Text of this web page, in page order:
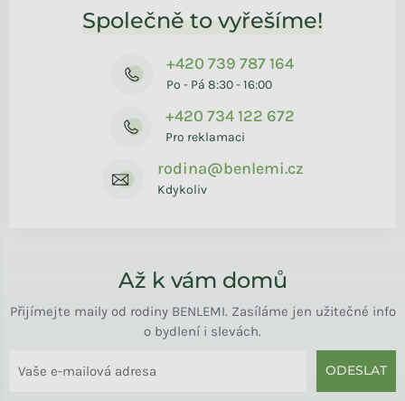
Společně to vyřešíme!
+420 739 787 164
Po - Pá 8:30 - 16:00
+420 734 122 672
Pro reklamaci
rodina@benlemi.cz
Kdykoliv
Až k vám domů
Přijímejte maily od rodiny BENLEMI. Zasíláme jen užitečné info
o bydlení i slevách.
ODESLAT